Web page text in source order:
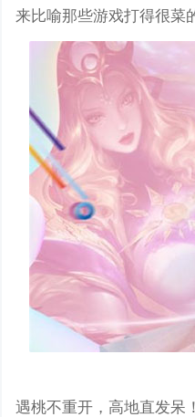
来比喻那些游戏打得很菜
遇桃不重开，高地直发呆